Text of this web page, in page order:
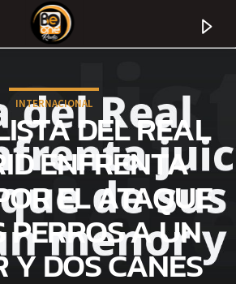
INTERNACIONAL
DEL REAL
ENFRENTA
EL ATAQUE
PERROS A UN
Y DOS CANES